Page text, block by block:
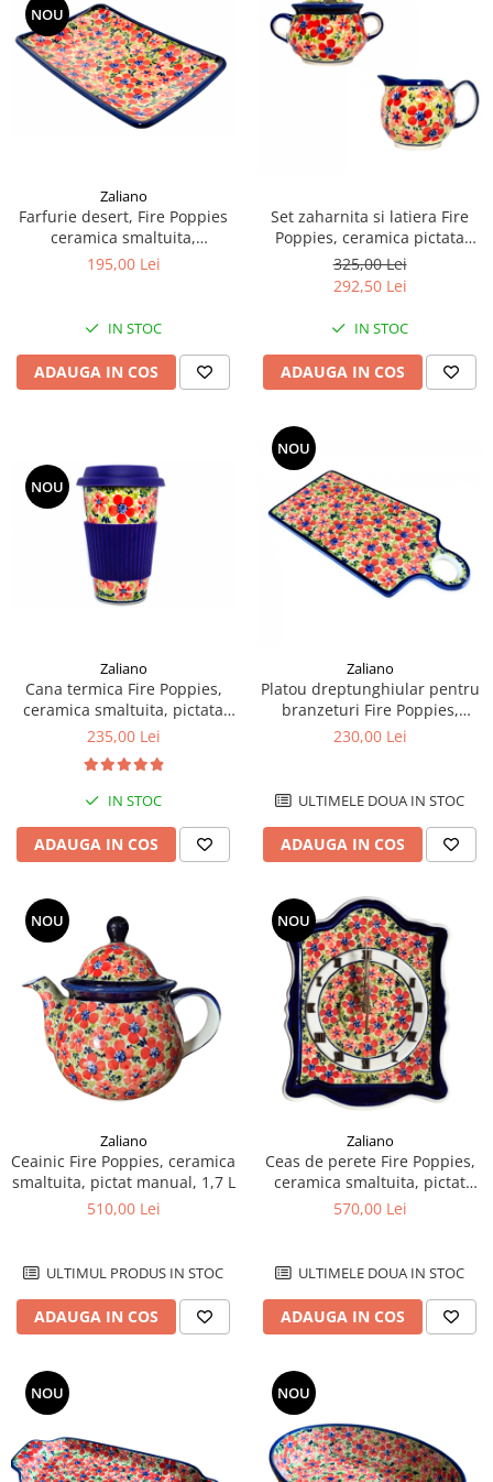
NOU
Zaliano
Farfurie desert, Fire Poppies
ceramica smaltuita,
dreptunghiulara, intinsa ,
195,00 Lei
IN STOC
ADAUGA IN COS
Set zaharnita si latiera Fire
Poppies, ceramica pictata
manual
325,00 Lei
292,50 Lei
IN STOC
ADAUGA IN COS
NOU
Zaliano
Cana termica Fire Poppies,
ceramica smaltuita, pictata
manual
235,00 Lei
IN STOC
ADAUGA IN COS
NOU
Zaliano
Platou dreptunghiular pentru
branzeturi Fire Poppies,
ceramica smaltuita, pictat
230,00 Lei
ULTIMELE DOUA IN STOC
ADAUGA IN COS
NOU
Zaliano
Ceainic Fire Poppies, ceramica
smaltuita, pictat manual, 1,7 L
510,00 Lei
ULTIMUL PRODUS IN STOC
ADAUGA IN COS
NOU
Zaliano
Ceas de perete Fire Poppies,
ceramica smaltuita, pictat
manual, 22,3 x 29,7 cm
570,00 Lei
ULTIMELE DOUA IN STOC
ADAUGA IN COS
NOU NOU